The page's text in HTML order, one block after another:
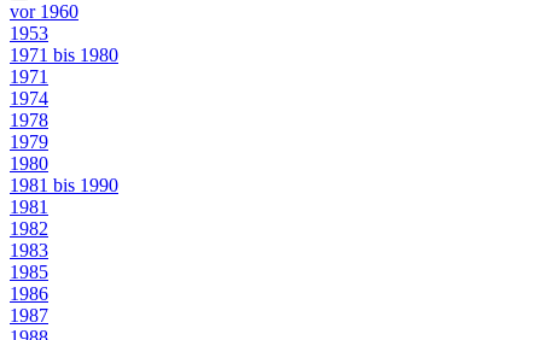
vor 1960
1953
1971 bis 1980
1971
1974
1978
1979
1980
1981 bis 1990
1981
1982
1983
1985
1986
1987